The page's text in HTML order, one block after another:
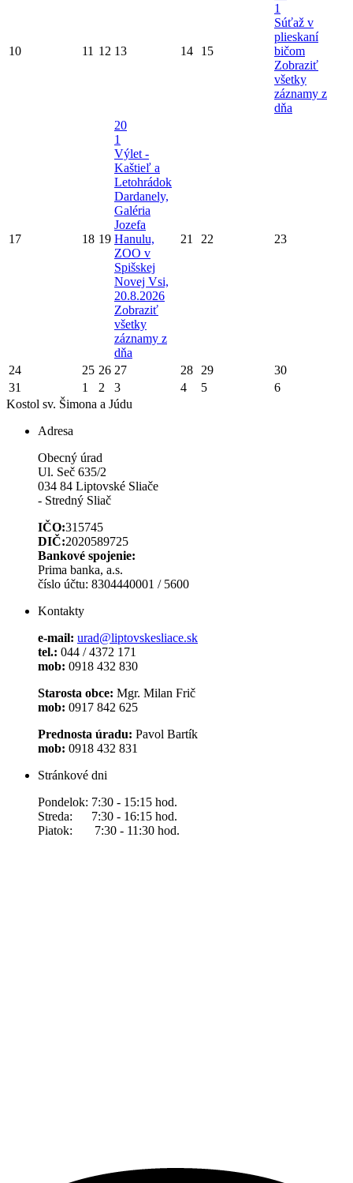
10 11 12 13 14 15
1
Súťaž v
plieskaní
bičom
Zobraziť
všetky
záznamy z
dňa
17 18 19
20
1
Výlet -
Kaštieľ a
Letohrádok
Dardanely,
Galéria
Jozefa
Hanulu,
ZOO v
Spišskej
Novej Vsi,
20.8.2026
Zobraziť
všetky
záznamy z
dňa
21 22 23
24 25 26 27 28 29
30
31
1 2 3 4 5
6
Kostol sv. Šimona a Júdu
Adresa
Obecný úrad
Ul. Seč 635/2
034 84 Liptovské Sliače
- Stredný Sliač
IČO:315745
DIČ:2020589725
Bankové spojenie:
Prima banka, a.s.
číslo účtu: 8304440001 / 5600
Kontakty
e-mail: urad@liptovskesliace.sk
tel.: 044 / 4372 171
mob: 0918 432 830
Starosta obce: Mgr. Milan Frič
mob: 0917 842 625
Prednosta úradu: Pavol Bartík
mob: 0918 432 831
Stránkové dni
Pondelok: 7:30 - 15:15 hod.
Streda: 7:30 - 16:15 hod.
Piatok: 7:30 - 11:30 hod.